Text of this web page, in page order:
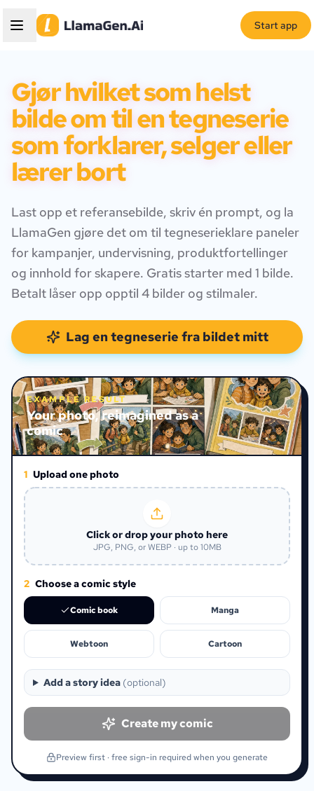
Start app
Gjør hvilket som helst
bilde om til en tegneserie
som forklarer, selger eller
lærer bort
Last opp et referansebilde, skriv én prompt, og la
LlamaGen gjøre det om til tegneserieklare paneler
for kampanjer, undervisning, produktfortellinger
og innhold for skapere. Gratis starter med 1 bilde.
Betalt låser opp opptil 4 bilder og stilmaler.
Lag en tegneserie fra bildet mitt
EXAMPLE RESULT
Your photo, reimagined as a
comic
1 Upload one photo
Click or drop your photo here
JPG, PNG, or WEBP · up to 10MB
2 Choose a comic style
Comic book Manga
Webtoon Cartoon
Add a story idea (optional)
Create my comic
Preview first · free sign-in required when you generate